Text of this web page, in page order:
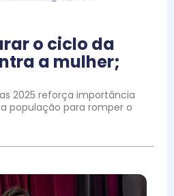
o ciclo da
a mulher;
2025 reforça importância
população para romper o